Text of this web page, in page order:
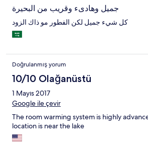
جميل وهادىء وقريب من البحيرة
كل شيء جميل لكن الفطور مو ذاك الزود
Doğrulanmış yorum
10/10 Olağanüstü
1 Mayıs 2017
Google ile çevir
The room warming system is highly
location is near the lake